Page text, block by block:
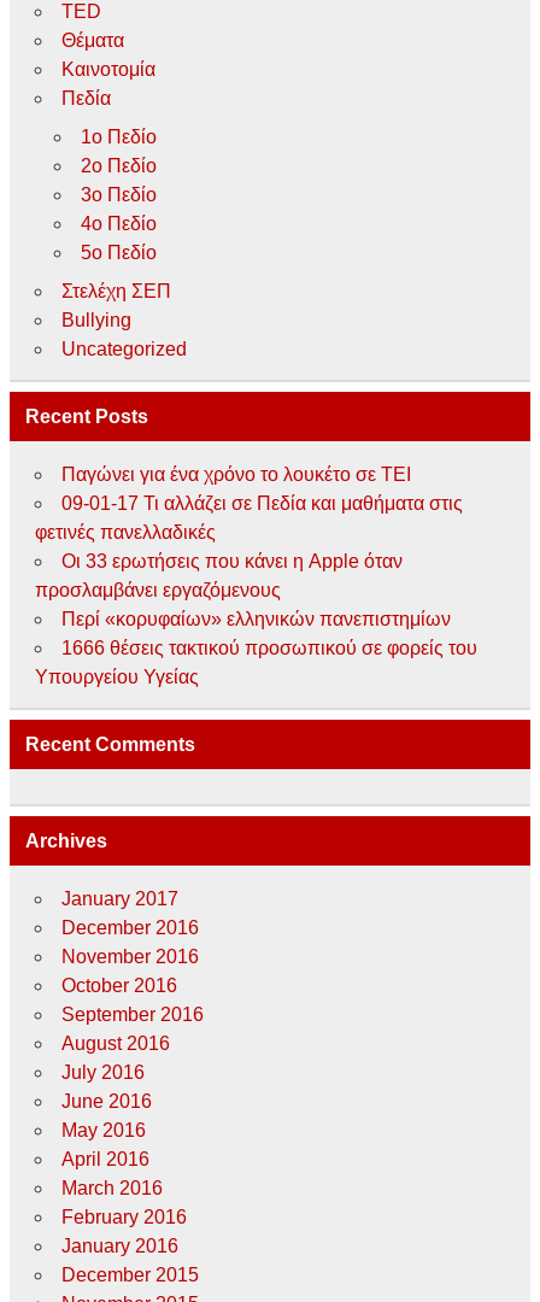
TED
Θέματα
Καινοτομία
Πεδία
1ο Πεδίο
2ο Πεδίο
3ο Πεδίο
4ο Πεδίο
5ο Πεδίο
Στελέχη ΣΕΠ
Bullying
Uncategorized
Recent Posts
Παγώνει για ένα χρόνο το λουκέτο σε ΤΕΙ
09-01-17 Τι αλλάζει σε Πεδία και μαθήματα στις
φετινές πανελλαδικές
Οι 33 ερωτήσεις που κάνει η Apple όταν
προσλαμβάνει εργαζόμενους
Περί «κορυφαίων» ελληνικών πανεπιστημίων
1666 θέσεις τακτικού προσωπικού σε φορείς του
Υπουργείου Υγείας
Recent Comments
Archives
January 2017
December 2016
November 2016
October 2016
September 2016
August 2016
July 2016
June 2016
May 2016
April 2016
March 2016
February 2016
January 2016
December 2015